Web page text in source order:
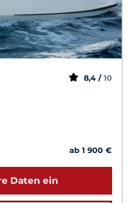
8,4 / 10
ab 1 900 €
Daten ein